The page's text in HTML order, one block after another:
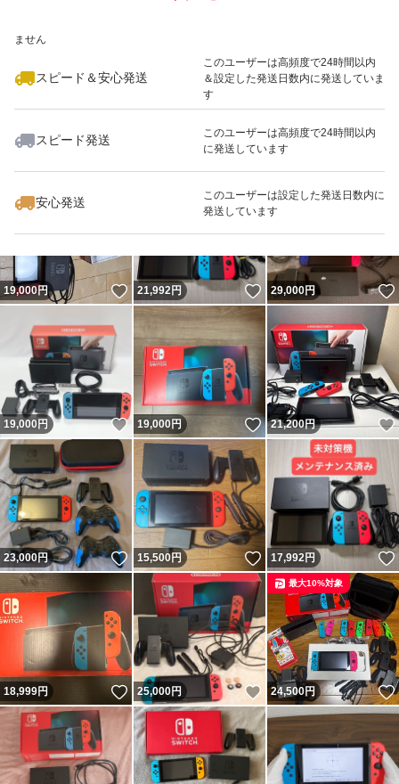
ません
スピード＆安心発送
このユーザーは高頻度で24時間以内
＆設定した発送日数内に発送していま
す
スピード発送
このユーザーは高頻度で24時間以内
に発送しています
安心発送
このユーザーは設定した発送日数内に
発送しています
いいね！
26,800
19,000円 いいね！
21,992円 いいね！
29,000円
19,000円 いいね！
19,000円 いいね！
21,200円
23,000円 いいね！
15,500円 いいね！
17,992円
18,999円 いいね！
25,000円 いいね！
24,500円
最大10%対象